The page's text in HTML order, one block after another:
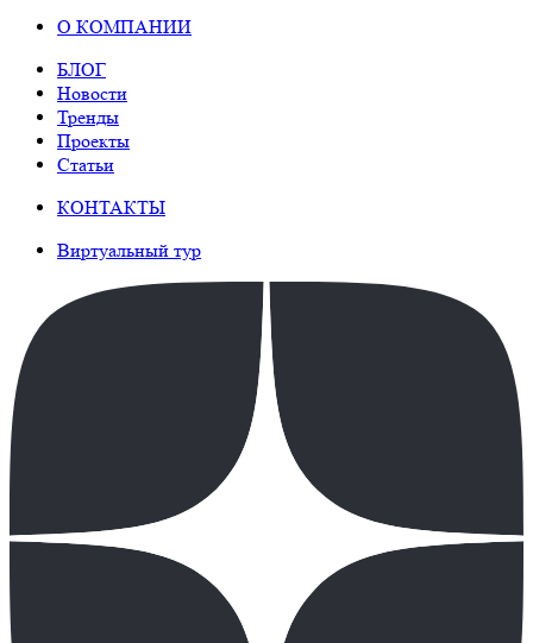
О КОМПАНИИ
БЛОГ
Новости
Тренды
Проекты
Статьи
КОНТАКТЫ
Виртуальный тур